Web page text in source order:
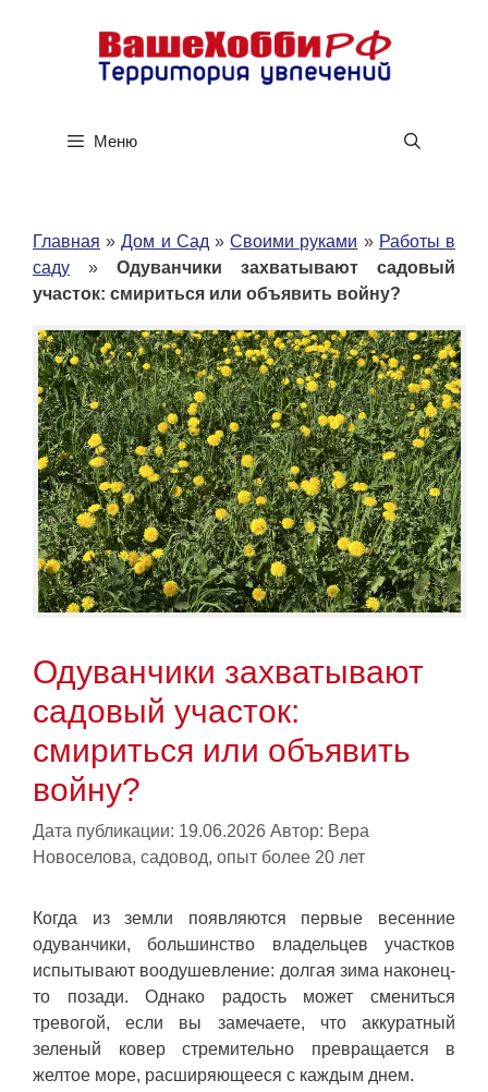
содержимому
Меню
Главная »Дом и Сад »Своими руками » Работы в
саду » Одуванчики захватывают садовый
участок: смириться или объявить войну?
Одуванчики захватывают
садовый участок:
смириться или объявить
войну?
Дата публикации: 19.06.2026 Автор: Вера
Новоселова, садовод, опыт более 20 лет
Когда из земли появляются первые весенние
одуванчики, большинство владельцев участков
испытывают воодушевление: долгая зима наконец-
то позади. Однако радость может смениться
тревогой, если вы замечаете, что аккуратный
зеленый ковер стремительно превращается в
желтое море, расширяющееся с каждым днем.